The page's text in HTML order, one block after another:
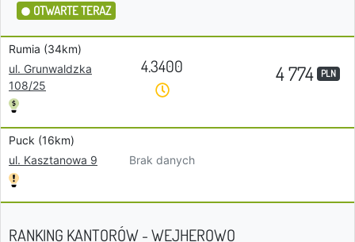
OTWARTE TERAZ
Rumia (34km)
ul. Grunwaldzka
108/25
4.3400 4 774 PLN
Puck (16km)
ul. Kasztanowa 9
Brak danych
RANKING KANTORÓW - WEJHEROWO